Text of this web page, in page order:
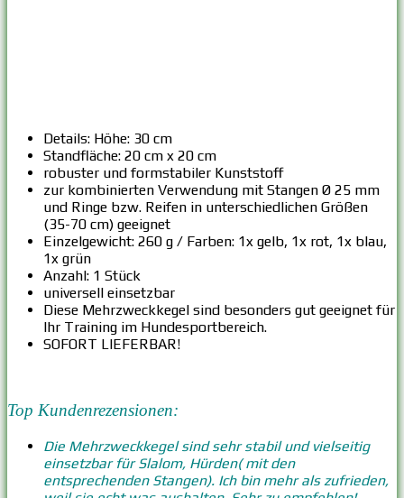
Details: Höhe: 30 cm
Standfläche: 20 cm x 20 cm
robuster und formstabiler Kunststoff
zur kombinierten Verwendung mit Stangen Ø 25 mm
und Ringe bzw. Reifen in unterschiedlichen Größen
(35-70 cm) geeignet
Einzelgewicht: 260 g / Farben: 1x gelb, 1x rot, 1x blau,
1x grün
Anzahl: 1 Stück
universell einsetzbar
Diese Mehrzweckkegel sind besonders gut geeignet für
Ihr Training im Hundesportbereich.
SOFORT LIEFERBAR!
Top Kundenrezensionen:
Die Mehrzweckkegel sind sehr stabil und vielseitig
einsetzbar für Slalom, Hürden( mit den
entsprechenden Stangen). Ich bin mehr als zufrieden,